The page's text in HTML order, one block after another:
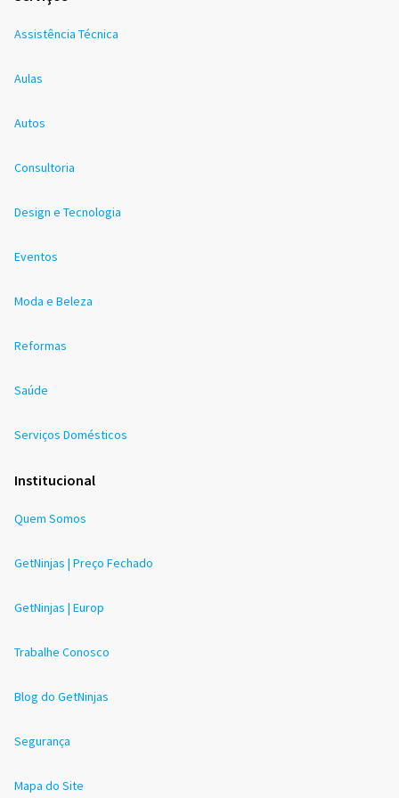
Assistência Técnica
Aulas
Autos
Consultoria
Design e Tecnologia
Eventos
Moda e Beleza
Reformas
Saúde
Serviços Domésticos
Institucional
Quem Somos
GetNinjas | Preço Fechado
GetNinjas | Europ
Trabalhe Conosco
Blog do GetNinjas
Segurança
Mapa do Site